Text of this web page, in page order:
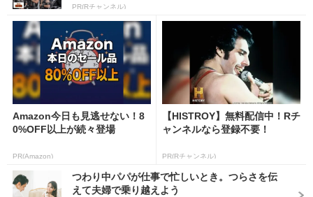
PR(Rチャンネル)
Amazon今日も見逃せない！8
0%OFF以上が続々登場
PR(Amazon)
【HISTROY】無料配信中！Rチ
ャンネルなら登録不要！
PR(Rチャンネル)
つわり中パパが仕事で忙しいとき。つらさを伝
えて夫婦で乗り越えよう